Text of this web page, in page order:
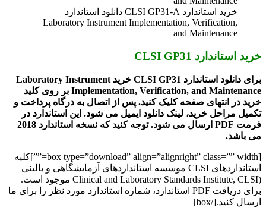
خرید استاندارد CLSI GP31-A دانلود استاندارد
Laboratory Instrument Implementation, Verification,
and Maintenance
خرید استاندارد CLSI GP31
برای دانلود استاندارد CLSI GP31 خرید Laboratory Instrument
Implementation, Verification, and Maintenance بر روی کلید
خرید در انتهای صفحه کلیک کنید. پس از اتصال به درگاه پرداخت و
تکمیل مراحل خرید، لینک دانلود ایمیل می شود. این استاندارد در
فرمت PDF ارسال می شود. توجه کنید که نسخه استاندارد 2018
می باشد.
[box type=”download” align=”alignright” class=”” width=””]کلیه
استانداردهای CLSI موسسه استانداردهای آزمایشگاهی و بالینی
(Clinical and Laboratory Standards Institute, CLSI موجود است.
برای دریافت PDF استاندارد، شماره استاندارد مورد نظر را برای ما
ارسال کنید.[/box]